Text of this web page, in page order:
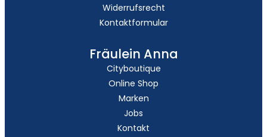
Widerrufsrecht
Kontaktformular
Fräulein Anna
Cityboutique
Online Shop
Marken
Jobs
Kontakt